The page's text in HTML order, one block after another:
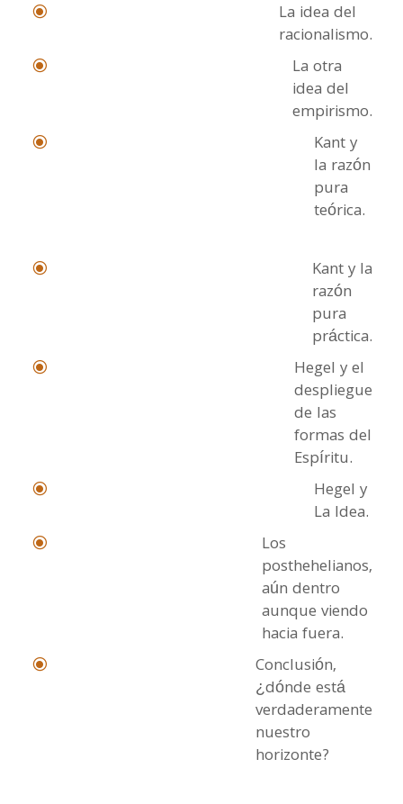
\
La idea del
racionalismo.
\
La otra
idea del
empirismo.
\
Kant y
la razón
pura
teórica.
\
Kant y la
razón
pura
práctica.
\
Hegel y el
despliegue
de las
formas del
Espíritu.
\
Hegel y
La Idea.
\
Los
posthehelianos,
aún dentro
aunque viendo
hacia fuera.
\
Conclusión,
¿dónde está
verdaderamente
nuestro
horizonte?